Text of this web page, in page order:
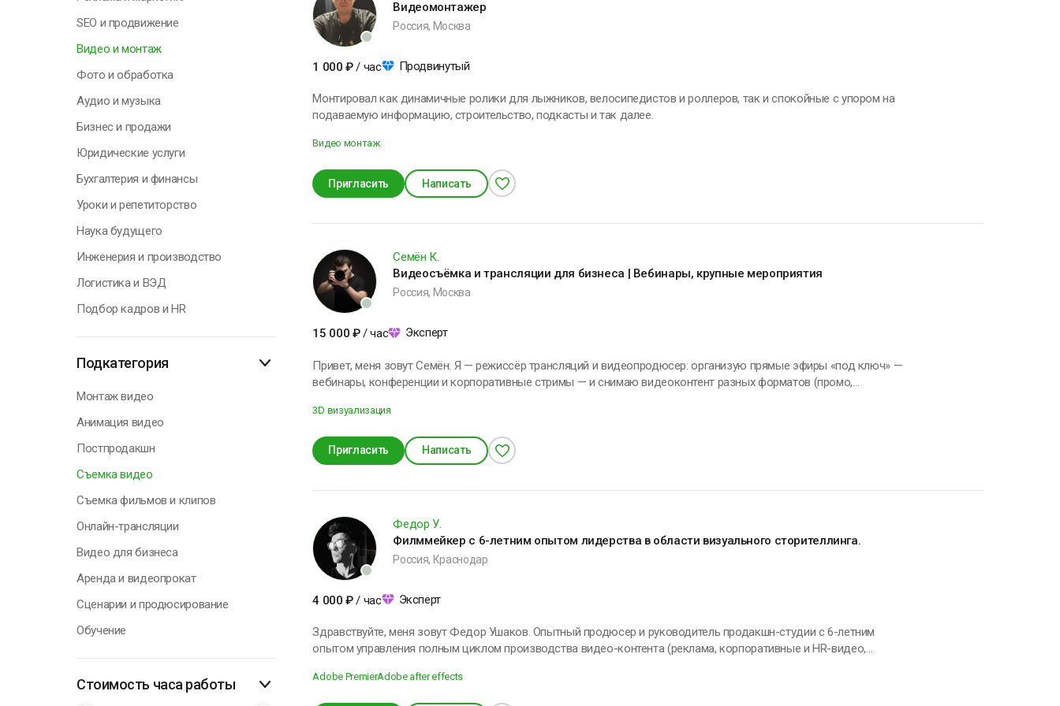
SEO и продвижение
Видео и монтаж
Фото и обработка
Аудио и музыка
Бизнес и продажи
Юридические услуги
Бухгалтерия и финансы
Уроки и репетиторство
Наука будущего
Инженерия и производство
Логистика и ВЭД
Подбор кадров и HR
Подкатегория
Монтаж видео
Анимация видео
Постпродакшн
Съемка видео
Съемка фильмов и клипов
Онлайн-трансляции
Видео для бизнеса
Аренда и видеопрокат
Сценарии и продюсирование
Обучение
Стоимость часа работы
Не удерживай то, что
уходит, и не
приходит. И тогда
тебя.
Я в воображении
начинаю строить
прибор, меняю
конструкцию,
совершенствую ее и
Никола Тесла
Видеомонтажер
Россия, Москва
1 000 ₽ / час Продвинутый
Монтировал как динамичные ролики для лыжников, велосипедистов и роллеров, так и спокойные с упором на
подаваемую информацию, строительство, подкасты и так далее.
Видео монтаж
Пригласить Написать
Семён К.
Видеосъёмка и трансляции для бизнеса | Вебинары, крупные мероприятия
Россия, Москва
15 000 ₽ / час Эксперт
Привет, меня зовут Семён. Я — режиссёр трансляций и видеопродюсер: организую прямые эфиры «под ключ» —
вебинары, конференции и корпоративные стримы — и снимаю видеоконтент разных форматов (промо,
(OBS/vMix/RTMP), работа с оборудованием Blackmagic, постановка света и звука, монтаж и пост‑продакшн. В
фотографировать и проводить время с семьёй. Открыт для интересных проектов и готов поделиться опытом —
напишите, обсудим задачу.
3D визуализация
Пригласить Написать
Федор У.
Филммейкер с 6-летним опытом лидерства в области визуального сторителлинга.
Россия, Краснодар
4 000 ₽ / час Эксперт
Здравствуйте, меня зовут Федор Ушаков. Опытный продюсер и руководитель продакшн-студии с 6-летним
опытом управления полным циклом производства видео-контента (реклама, корпоративные и HR-видео,
постпродакшне - юношеское увлечение съемкой переросло в полноценную работу, которая приносит радость
Adobe PremierAdobe after effects